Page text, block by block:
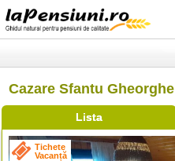
Cazare Sfantu Gheorghe
Lista
Tichete
Vacanță